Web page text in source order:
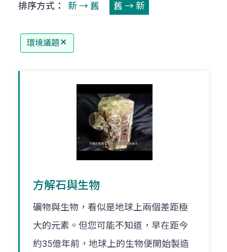
排序方式： 新 → 舊 舊 → 新
環境議題
方解石與生物
礦物與生物，看似是地球上兩個差距極
大的元素。但您可能不知道，早在距今
約35億年前，地球上的生物便開始製造